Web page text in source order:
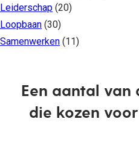
Leiderschap (20)
Loopbaan (30)
Samenwerken (11)
Een aantal van
die kozen